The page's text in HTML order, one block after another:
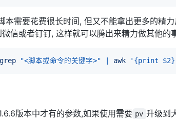
需要花费很长时间, 但又不能拿出更多的精
信或者钉钉, 这样就可以腾出来精力做其他的
grep "<脚本或命令的关键字>" awk '{print
版本中才有的参数,如果使用需要 pv 升级到